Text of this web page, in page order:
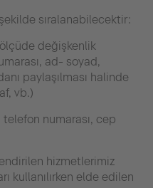
sıralanabilecektir:
değişkenlik
ad- soyad,
paylaşılması halinde
vb.)
numarası, cep
hizmetlerimiz
kullanılırken elde edilen